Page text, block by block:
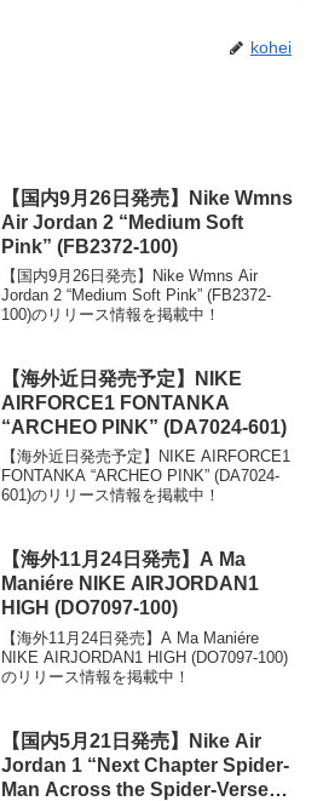
kohei
【国内9月26日発売】Nike Wmns
Air Jordan 2 “Medium Soft
Pink” (FB2372-100)
【国内9月26日発売】Nike Wmns Air
Jordan 2 “Medium Soft Pink” (FB2372-
100)のリリース情報を掲載中！
【海外近日発売予定】NIKE
AIRFORCE1 FONTANKA
“ARCHEO PINK” (DA7024-601)
【海外近日発売予定】NIKE AIRFORCE1
FONTANKA “ARCHEO PINK” (DA7024-
601)のリリース情報を掲載中！
【海外11月24日発売】A Ma
Maniére NIKE AIRJORDAN1
HIGH (DO7097-100)
【海外11月24日発売】A Ma Maniére
NIKE AIRJORDAN1 HIGH (DO7097-100)
のリリース情報を掲載中！
【国内5月21日発売】Nike Air
Jordan 1 “Next Chapter Spider-
Man Across the Spider-Verse”